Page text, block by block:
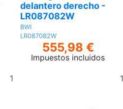
delantero derecho -
LR087082W
BWI
LR087082W
555,98 €
Impuestos incluidos